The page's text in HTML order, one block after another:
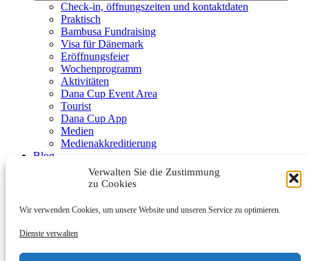
Verwalten Sie die Zustimmung
zu Cookies
Wir verwenden Cookies, um unsere Website und unseren Service zu optimieren.
Dienste verwalten
Check-in, öffnungszeiten und kontaktdaten
Praktisch
Bambusa Fundraising
Visa für Dänemark
Eröffnungsfeier
Wochenprogramm
Aktivitäten
Dana Cup Event Area
Tourist
Dana Cup App
Medien
Medienakkreditierung
Blog
Schiedsrichter